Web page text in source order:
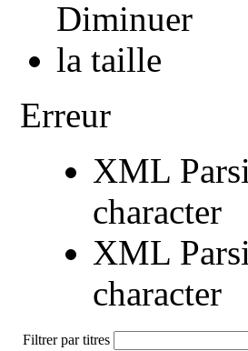
Erreur
XML
character
XML
character
Filtrer par titres